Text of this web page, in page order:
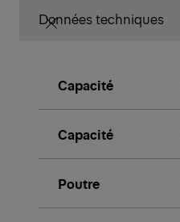
Données techniques
Capacité
Capacité
Poutre